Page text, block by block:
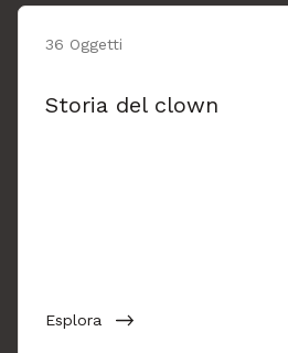
36 Oggetti
Storia del clown
Esplora